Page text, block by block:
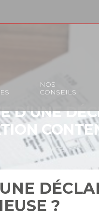
NOS
CONSEILS
D’UNE
?